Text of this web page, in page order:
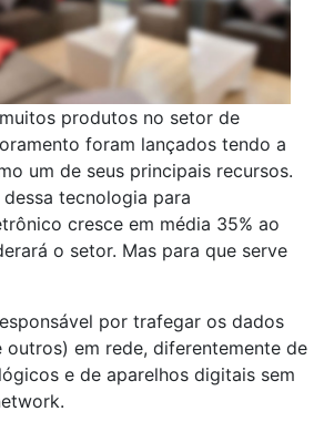
produtos no setor de
foram lançados tendo a
um de seus principais recursos.
tecnologia para
cresce em média 35% ao
o setor. Mas para que serve
por trafegar os dados
outros) em rede, diferentemente de
e de aparelhos digitais sem